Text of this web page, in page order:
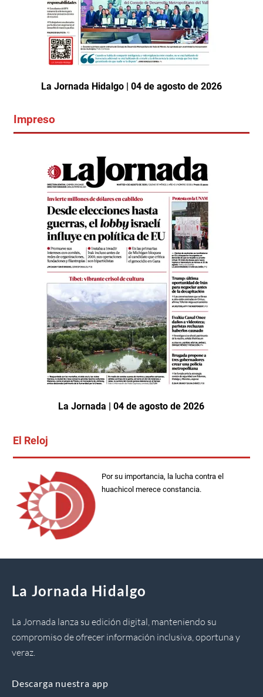
La Jornada Hidalgo | 04 de agosto de 2026
Impreso
La Jornada | 04 de agosto de 2026
El Reloj
Por su importancia, la lucha contra el
huachicol merece constancia.
La Jornada Hidalgo
La Jornada lanza su edición digital, manteniendo su
compromiso de ofrecer información inclusiva, oportuna y
veraz.
Descarga nuestra app